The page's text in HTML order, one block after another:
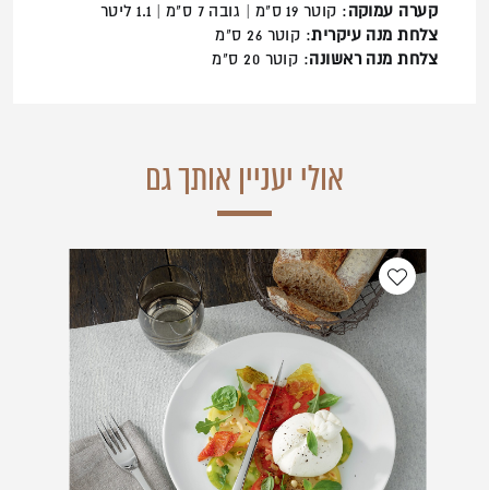
קערה עמוקה: קוטר 19 ס"מ | גובה 7 ס"מ | 1.1 ליטר
צלחת מנה עיקרית: קוטר 26 ס"מ
צלחת מנה ראשונה: קוטר 20 ס"מ
אולי יעניין אותך גם